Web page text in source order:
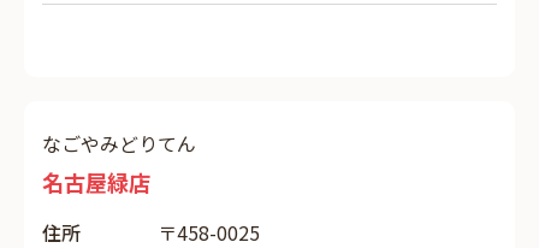
なごやみどりてん
名古屋緑店
住所 〒458-0025